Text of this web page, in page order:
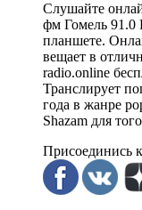
Слушайте
фм Гомель 91.0
планшете.
вещает в
radio.online
Транслирует
года в жанре
Shazam для
Присоединись